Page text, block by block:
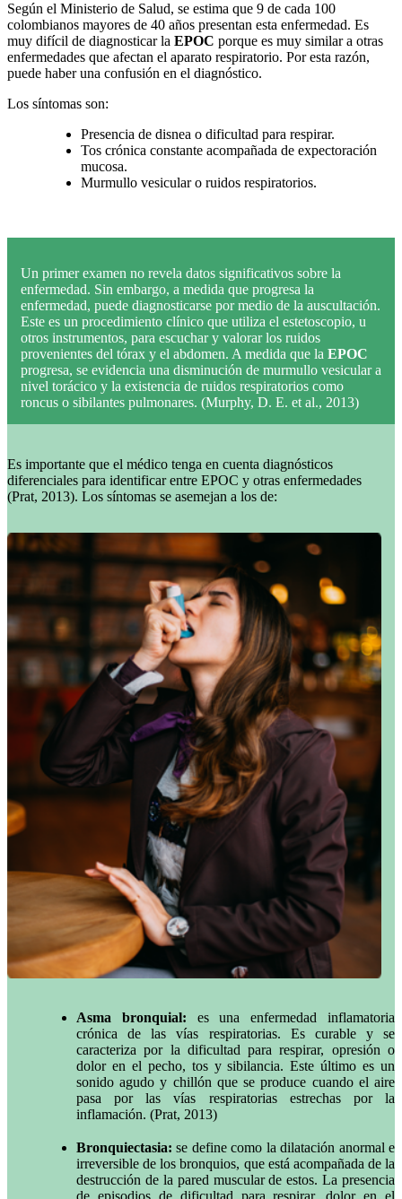
Según el Ministerio de Salud, se estima que 9 de cada 100
colombianos mayores de 40 años presentan esta enfermedad. Es
muy difícil de diagnosticar la EPOC porque es muy similar a otras
enfermedades que afectan el aparato respiratorio. Por esta razón,
puede haber una confusión en el diagnóstico.
Los síntomas son:
Presencia de disnea o dificultad para respirar.
Tos crónica constante acompañada de expectoración
mucosa.
Murmullo vesicular o ruidos respiratorios.
Un primer examen no revela datos significativos sobre la
enfermedad. Sin embargo, a medida que progresa la
enfermedad, puede diagnosticarse por medio de la auscultación.
Este es un procedimiento clínico que utiliza el estetoscopio, u
otros instrumentos, para escuchar y valorar los ruidos
provenientes del tórax y el abdomen. A medida que la EPOC
progresa, se evidencia una disminución de murmullo vesicular a
nivel torácico y la existencia de ruidos respiratorios como
roncus o sibilantes pulmonares. (Murphy, D. E. et al., 2013)
Es importante que el médico tenga en cuenta diagnósticos
diferenciales para identificar entre EPOC y otras enfermedades
(Prat, 2013). Los síntomas se asemejan a los de:
Asma bronquial: es una enfermedad inflamatoria
crónica de las vías respiratorias. Es curable y se
caracteriza por la dificultad para respirar, opresión o
dolor en el pecho, tos y sibilancia. Este último es un
sonido agudo y chillón que se produce cuando el aire
pasa por las vías respiratorias estrechas por la
inflamación. (Prat, 2013)
Bronquiectasia: se define como la dilatación anormal e
irreversible de los bronquios, que está acompañada de la
destrucción de la pared muscular de estos. La presencia
de episodios de dificultad para respirar, dolor en el